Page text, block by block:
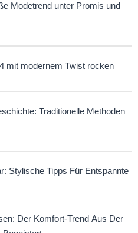
Modetrend unter Promis und
mit modernem Twist rocken
Traditionelle Methoden
Stylische Tipps Für Entspannte
Der Komfort-Trend Aus Der